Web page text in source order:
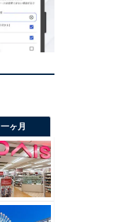
一ヶ月